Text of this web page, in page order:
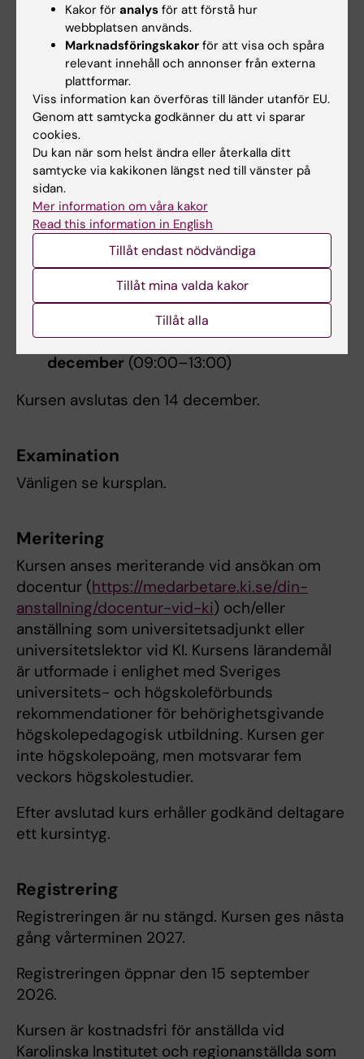
praktiska skäl huvudsakligen hållas på
engelska.
Det mesta av kursarbetet sker asynkront men
vi kommer att träffas:
Online för ett webbinarium den
2 oktober
(tid bestäms med gruppen under
campusdagen)
Online för ett webbinarium den
november(tid bestäms med gruppen
under campusdagen)
Online för ett webbinarium den
november(tid bestäms med gruppen
under campusdagen)
Online för ett avslutande
återkopplingswebbinarium den7
december(09:00–13:00)
Kursen avslutas den 14 december.
Examination
Vänligen se kursplan.
Meritering
Kursen anses meriterande vid ansökan om
docentur (https://medarbetare.ki.se/din-
anstallning/docentur-vid-ki) och/eller
anställning som universitetsadjunkt eller
universitetslektor vid KI. Kursens lärandemål
är utformade i enlighet med Sveriges
universitets- och högskoleförbunds
rekommendationer för behörighetsgivande
högskolepedagogisk utbildning. Kursen ger
inte högskolepoäng, men motsvarar fem
veckors högskolestudier.
Efter avslutad kurs erhåller godkänd deltagare
ett kursintyg.
Registrering
Registreringen är nu stängd. Kursen ges nästa
gång vårterminen 2027.
Registreringen öppnar den 15 september
2026.
Kursen är kostnadsfri för anställda vid
Karolinska Institutet och regionanställda som
Kakor för analys för att förstå hur
webbplatsen används.
Marknadsföringskakor för att visa och spåra
relevant innehåll och annonser från externa
plattformar.
Viss information kan överföras till länder utanför EU.
Genom att samtycka godkänner du att vi sparar
cookies.
Du kan när som helst ändra eller återkalla ditt
samtycke via kakikonen längst ned till vänster på
sidan.
Mer information om våra kakor
Read this information in English
Tillåt endast nödvändiga
Tillåt mina valda kakor
Tillåt alla